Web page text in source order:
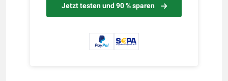
Jetzt testen und 90 % sparen